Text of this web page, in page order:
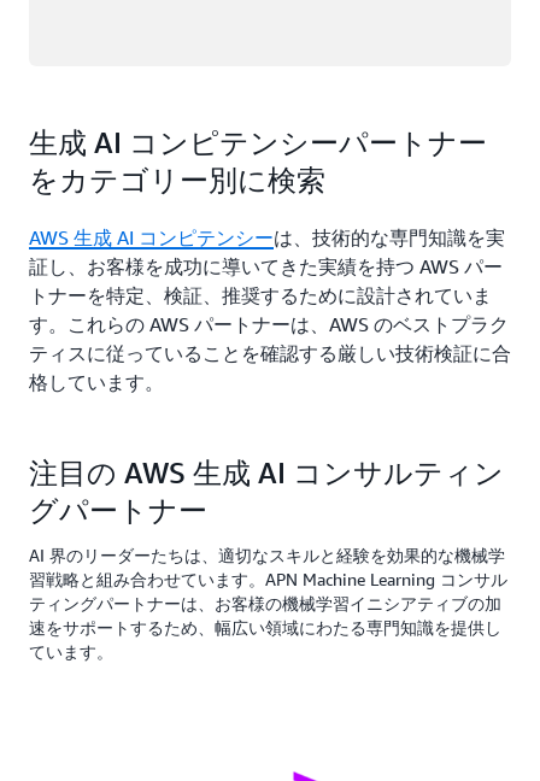
生成 AI コンピテンシーパートナー
をカテゴリー別に検索
AWS 生成 AI コンピテンシーは、技術的な専門知識を実
証し、お客様を成功に導いてきた実績を持つ AWS パー
トナーを特定、検証、推奨するために設計されていま
す。これらの AWS パートナーは、AWS のベストプラク
ティスに従っていることを確認する厳しい技術検証に合
格しています。
注目の AWS 生成 AI コンサルティン
グパートナー
AI 界のリーダーたちは、適切なスキルと経験を効果的な機械学
習戦略と組み合わせています。APN Machine Learning コンサル
ティングパートナーは、お客様の機械学習イニシアティブの加
速をサポートするため、幅広い領域にわたる専門知識を提供し
ています。